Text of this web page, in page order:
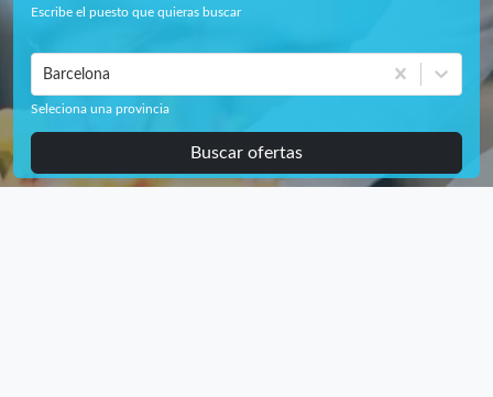
Escribe el puesto que quieras buscar
Barcelona
Seleciona una provincia
Buscar ofertas